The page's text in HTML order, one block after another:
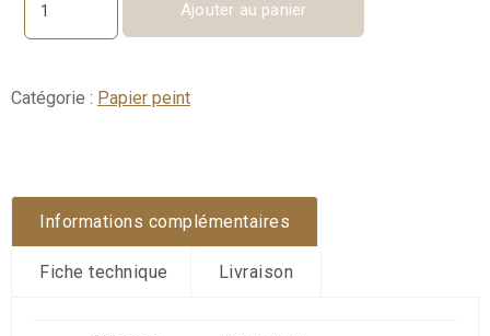
quantité
de
Ajouter au panier
Catégorie : Papier peint
Informations complémentaires
Fiche technique Livraison